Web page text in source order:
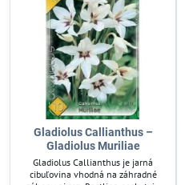
Gladiolus Callianthus –
Gladiolus Muriliae
Gladiolus Callianthus je jarná
cibuľovina vhodná na záhradné